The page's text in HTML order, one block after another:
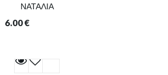
ΝΑΤΑΛΙΑ
6.00€